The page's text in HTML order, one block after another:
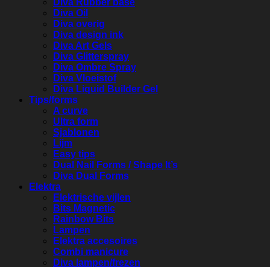
Diva Rubber base
Diva Oil
Diva overig
Diva design ink
Diva Art Gels
Diva Glitterspray
Diva Ombre Spray
Diva Vloeistof
Diva Liquid Builder Gel
Tips/forms
A curve
Ultra form
Sjablonen
Lijm
Easy tips
Dual Nail Forms / Shape It’s
Diva Dual Forms
Elektra
Elektrische vijlen
Bits Magnetic
Rainbow Bits
Lampen
Elektra accesoires
Combi manicure
Diva lampen/frezen